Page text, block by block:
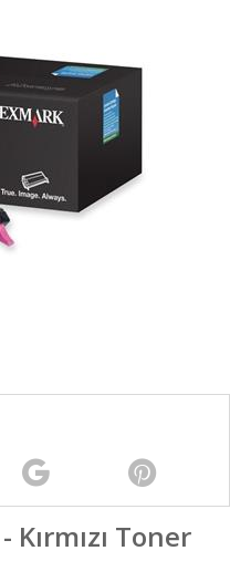
Toner